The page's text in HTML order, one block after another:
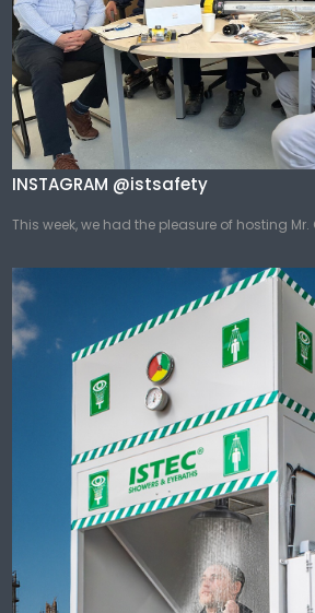
INSTAGRAM @istsafety
This week, we had the pleasure of hosting Mr.